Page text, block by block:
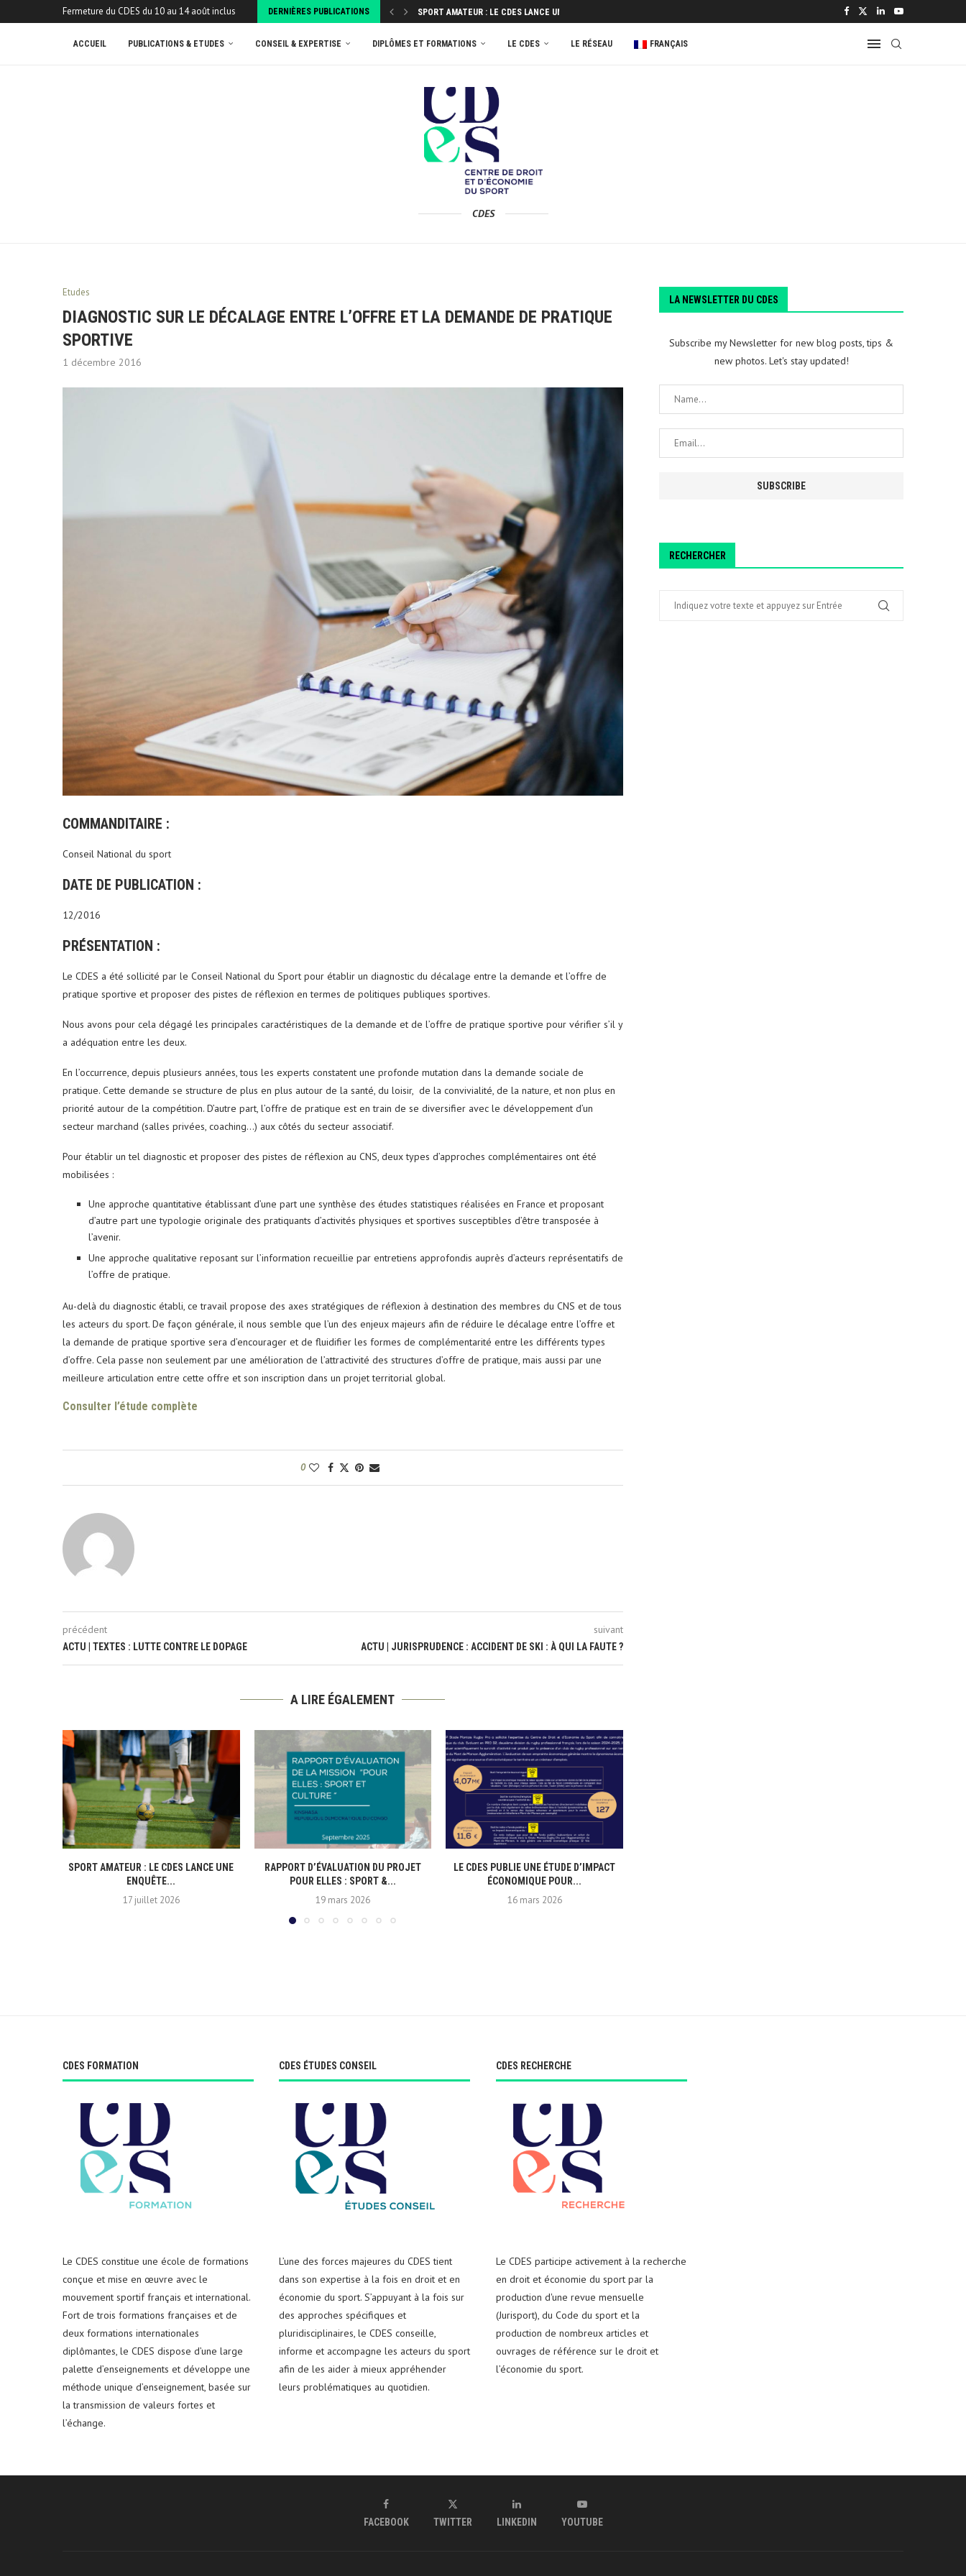
Fermeture du CDES du 10 au 14 août inclus DERNIÈRES PUBLICATIONS SPORT AMATEUR : LE CDES LANCE UNE ENQUÊTE...
ACCUEIL
PUBLICATIONS & ETUDES CONSEIL & EXPERTISE DIPLÔMES ET FORMATIONS LE CDES LE RÉSEAU FRANÇAIS
CDES
Etudes
DIAGNOSTIC SUR LE DÉCALAGE ENTRE L’OFFRE ET LA DEMANDE DE PRATIQUE
SPORTIVE
1 décembre 2016
COMMANDITAIRE :
Conseil National du sport
DATE DE PUBLICATION :
12/2016
PRÉSENTATION :
Le CDES a été sollicité par le Conseil National du Sport pour établir un diagnostic du décalage entre la demande et l’offre de
pratique sportive et proposer des pistes de réflexion en termes de politiques publiques sportives.
Nous avons pour cela dégagé les principales caractéristiques de la demande et de l’offre de pratique sportive pour vérifier s’il y
a adéquation entre les deux.
En l’occurrence, depuis plusieurs années, tous les experts constatent une profonde mutation dans la demande sociale de
pratique. Cette demande se structure de plus en plus autour de la santé, du loisir, de la convivialité, de la nature, et non plus en
priorité autour de la compétition. D’autre part, l’offre de pratique est en train de se diversifier avec le développement d’un
secteur marchand (salles privées, coaching…) aux côtés du secteur associatif.
Pour établir un tel diagnostic et proposer des pistes de réflexion au CNS, deux types d’approches complémentaires ont été
mobilisées :
Une approche quantitative établissant d’une part une synthèse des études statistiques réalisées en France et proposant
d’autre part une typologie originale des pratiquants d’activités physiques et sportives susceptibles d’être transposée à
l’avenir.
Une approche qualitative reposant sur l’information recueillie par entretiens approfondis auprès d’acteurs représentatifs de
l’offre de pratique.
Au-delà du diagnostic établi, ce travail propose des axes stratégiques de réflexion à destination des membres du CNS et de tous
les acteurs du sport. De façon générale, il nous semble que l’un des enjeux majeurs afin de réduire le décalage entre l’offre et
la demande de pratique sportive sera d’encourager et de fluidifier les formes de complémentarité entre les différents types
d’offre. Cela passe non seulement par une amélioration de l’attractivité des structures d’offre de pratique, mais aussi par une
meilleure articulation entre cette offre et son inscription dans un projet territorial global.
Consulter l’étude complète
0
précédent
ACTU | TEXTES : LUTTE CONTRE LE DOPAGE
suivant
ACTU | JURISPRUDENCE : ACCIDENT DE SKI : À QUI LA FAUTE ?
A LIRE ÉGALEMENT
SPORT AMATEUR : LE CDES LANCE UNE
ENQUÊTE...
17 juillet 2026
RAPPORT D’ÉVALUATION DU PROJET
POUR ELLES : SPORT &...
19 mars 2026
LE CDES PUBLIE UNE ÉTUDE D’IMPACT
ÉCONOMIQUE POUR...
16 mars 2026
LA NEWSLETTER DU CDES
Subscribe my Newsletter for new blog posts, tips &
new photos. Let's stay updated!
RECHERCHER
CDES FORMATION
Le CDES constitue une école de formations
conçue et mise en œuvre avec le
mouvement sportif français et international.
Fort de trois formations françaises et de
deux formations internationales
diplômantes, le CDES dispose d’une large
palette d’enseignements et développe une
méthode unique d’enseignement, basée sur
la transmission de valeurs fortes et
l’échange.
CDES ÉTUDES CONSEIL
L’une des forces majeures du CDES tient
dans son expertise à la fois en droit et en
économie du sport. S’appuyant à la fois sur
des approches spécifiques et
pluridisciplinaires, le CDES conseille,
informe et accompagne les acteurs du sport
afin de les aider à mieux appréhender
leurs problématiques au quotidien.
CDES RECHERCHE
Le CDES participe activement à la recherche
en droit et économie du sport par la
production d'une revue mensuelle
(Jurisport), du Code du sport et la
production de nombreux articles et
ouvrages de référence sur le droit et
l’économie du sport.
FACEBOOK TWITTER LINKEDIN YOUTUBE